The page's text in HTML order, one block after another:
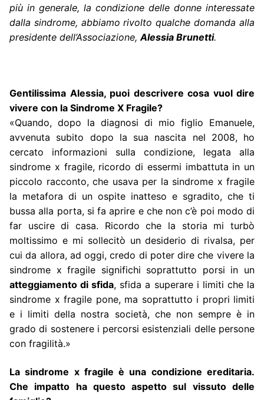
più in generale, la condizione delle donne interessate
dalla sindrome, abbiamo rivolto qualche domanda alla
presidente dell’Associazione,Alessia Brunetti.
Gentilissima Alessia, puoi descrivere cosa vuol dire
vivere con la Sindrome X Fragile?
«Quando, dopo la diagnosi di mio figlio Emanuele,
avvenuta subito dopo la sua nascita nel 2008, ho
cercato informazioni sulla condizione, legata alla
sindrome x fragile, ricordo di essermi imbattuta in un
piccolo racconto, che usava per la sindrome x fragile
la metafora di un ospite inatteso e sgradito, che ti
bussa alla porta, si fa aprire e che non c’è poi modo di
far uscire di casa. Ricordo che la storia mi turbò
moltissimo e mi sollecitò un desiderio di rivalsa, per
cui da allora, ad oggi, credo di poter dire che vivere la
sindrome x fragile significhi soprattutto porsi in un
atteggiamento di sfida, sfida a superare i limiti che la
sindrome x fragile pone, ma soprattutto i propri limiti
e i limiti della nostra società, che non sempre è in
grado di sostenere i percorsi esistenziali delle persone
con fragilità.»
La sindrome x fragile è una condizione ereditaria.
Che impatto ha questo aspetto sul vissuto delle